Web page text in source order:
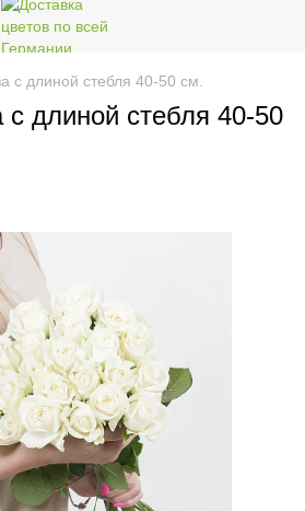
с длиной стебля 40-50 см.
с длиной стебля 40-50